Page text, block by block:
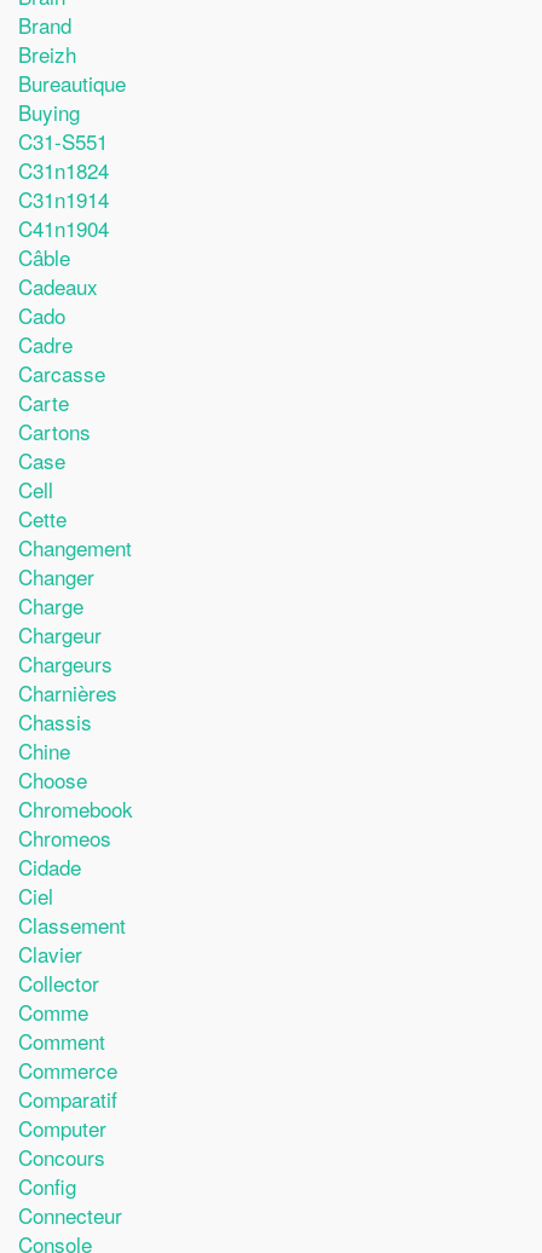
Brand
Breizh
Bureautique
Buying
C31-S551
C31n1824
C31n1914
C41n1904
Câble
Cadeaux
Cado
Cadre
Carcasse
Carte
Cartons
Case
Cell
Cette
Changement
Changer
Charge
Chargeur
Chargeurs
Charnières
Chassis
Chine
Choose
Chromebook
Chromeos
Cidade
Ciel
Classement
Clavier
Collector
Comme
Comment
Commerce
Comparatif
Computer
Concours
Config
Connecteur
Console